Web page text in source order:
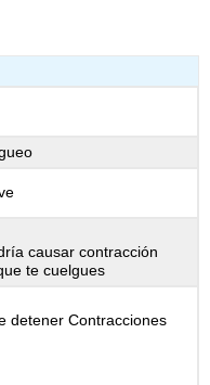
causar contracción
te cuelgues
detener Contracciones